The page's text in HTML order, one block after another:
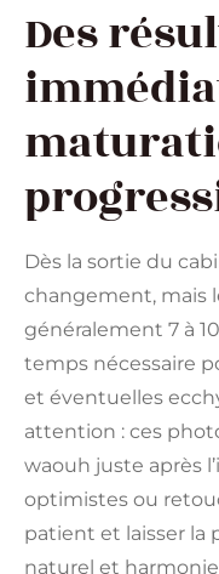
Des
Dès la sortie du
changement, mais
généralement 7 à
temps nécessaire
et éventuelles
attention : ces
waouh juste après
optimistes ou
patient et laisser la
naturel et